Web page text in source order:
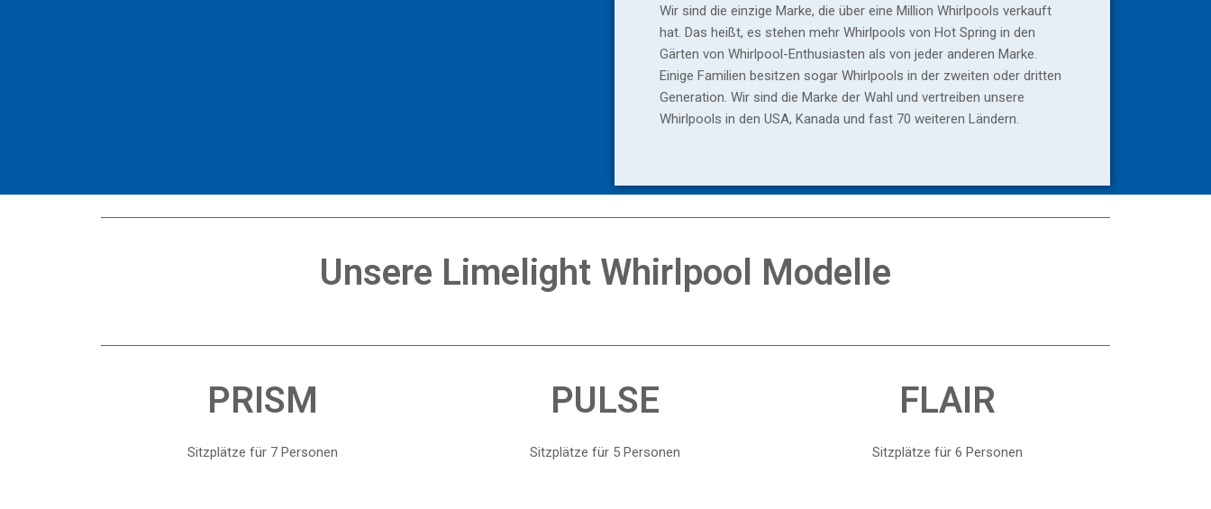
Wir sind die einzige Marke, die über eine Million Whirlpools verkauft
hat. Das heißt, es stehen mehr Whirlpools von Hot Spring in den
Gärten von Whirlpool-Enthusiasten als von jeder anderen Marke.
Einige Familien besitzen sogar Whirlpools in der zweiten oder dritten
Generation. Wir sind die Marke der Wahl und vertreiben unsere
Whirlpools in den USA, Kanada und fast 70 weiteren Ländern.
Unsere Limelight Whirlpool Modelle
PRISM
Sitzplätze für 7 Personen
PULSE
Sitzplätze für 5 Personen
FLAIR
Sitzplätze für 6 Personen